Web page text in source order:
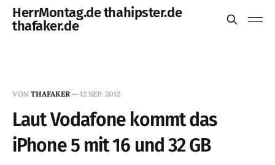
HerrMontag.de thahipster.de
thafaker.de
VON THAFAKER — 12 SEP. 2012
Laut Vodafone kommt das
iPhone 5 mit 16 und 32 GB